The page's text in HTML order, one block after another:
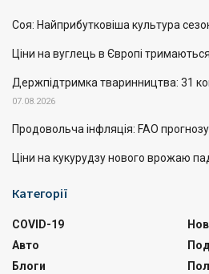
Соя: Найприбутковіша культура
Ціни на вуглець в Європі
Держпідтримка тваринництва: 31
07.08.2026
Продовольча інфляція: FAO
Ціни на кукурудзу нового врожаю
Категорії
COVID-19
Авто
Блоги